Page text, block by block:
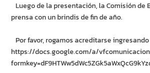
Luego de la presentación, la Comisión de
prensa con un brindis de fin de año.
Por favor, rogamos acreditarse
https://docs.google.com/a/